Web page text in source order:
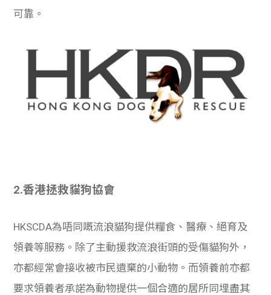
可靠。
2.香港拯救貓狗協會
HKSCDA為唔同嘅流浪貓狗提供糧食、醫療、絕育及
領養等服務。除了主動援救流浪街頭的受傷貓狗外，
亦都經常會接收被市民遺棄的小動物。而領養前亦都
要求領養者承諾為動物提供一個合適的居所同埋盡其